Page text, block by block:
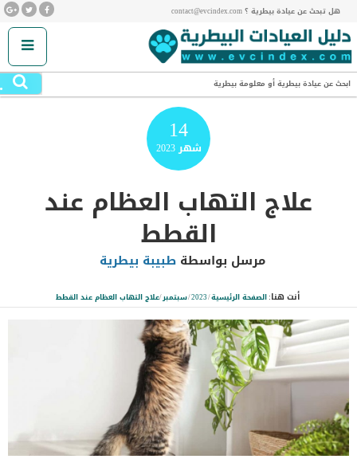
هل تبحث عن عيادة بيطرية ؟ contact@evcindex.com
ابحث عن عيادة بيطرية أو معلومة بيطرية
14
شهر2023
علاج التهاب العظام عند
القطط
مرسل بواسطة طبيبة بيطرية
أنت هنا:الصفحة الرئيسية/
2023
/سبتمبر/علاج التهاب العظام عند القطط